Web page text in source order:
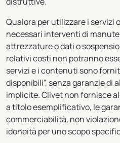
Qualora per utilizzare i servizi
necessari interventi di
attrezzature o dati o
relativi costi non potranno
servizi e i contenuti sono
disponibili”, senza garanzie di
implicite. Clivet non fornisce
a titolo esemplificativo, le
commerciabilità, non
idoneità per uno scopo